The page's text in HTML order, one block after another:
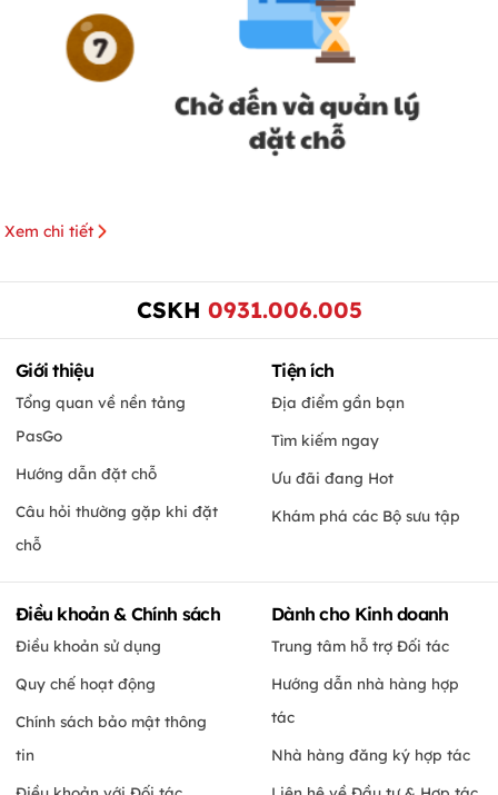
Xem chi tiết
CSKH 0931.006.005
Giới thiệu
Tổng quan về nền tảng
PasGo
Hướng dẫn đặt chỗ
Câu hỏi thường gặp khi đặt
chỗ
Tiện ích
Địa điểm gần bạn
Tìm kiếm ngay
Ưu đãi đang Hot
Khám phá các Bộ sưu tập
Điều khoản & Chính sách
Điều khoản sử dụng
Quy chế hoạt động
Chính sách bảo mật thông
tin
Dành cho Kinh doanh
Trung tâm hỗ trợ Đối tác
Hướng dẫn nhà hàng hợp
tác
Nhà hàng đăng ký hợp tác